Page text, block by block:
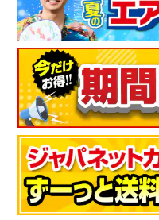
パワーも申
本当にホコリが良く見えて
タッチメントを変えない
パワ－も申し分なく、使
おります。